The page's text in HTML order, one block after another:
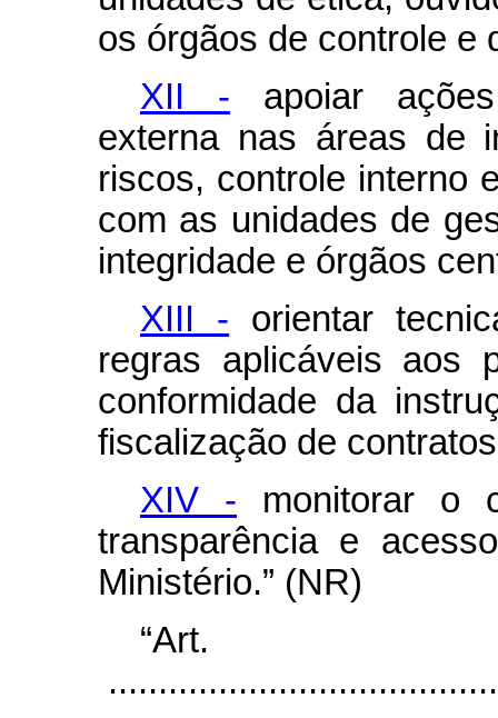
os órgãos de controle e
XII - apoiar
externa nas áreas de
riscos, controle interno
com as unidades de
integridade e órgãos
XIII - orientar
regras aplicáveis aos
conformidade da
fiscalização de
XIV - monitorar o
transparência e
Ministério.” (NR)